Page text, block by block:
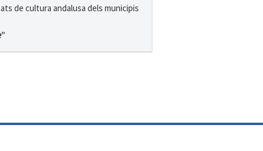
de cultura andalusa dels municipis
”